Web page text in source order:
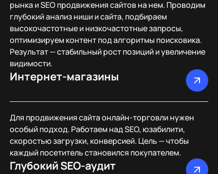
рынка и SEO продвижения сайтов на нем. Проводим
глубокий анализ ниши и сайта, подбираем
высокочастотные и низкочастотные запросы,
оптимизируем контент под алгоритмы поисковика.
Результат — стабильный рост позиций и увеличение
видимости.
Интернет-магазины
Для продвижения сайта онлайн-торговли нужен
особый подход. Работаем над SEO, юзабилити,
скоростью загрузки, конверсией. Цель — чтобы
каждый посетитель становился покупателем.
Глубокий SEO-аудит